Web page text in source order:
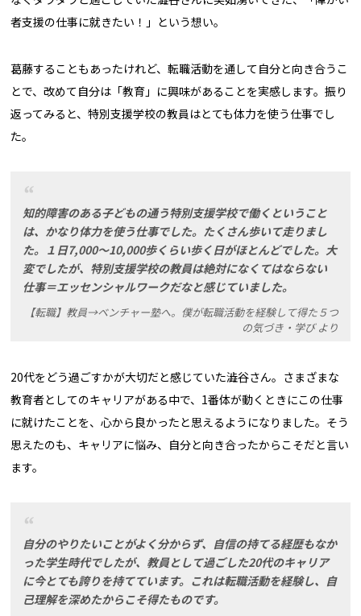
者支援の仕事に就きたい！」という想い。
葛藤することもあったけれど、転職活動を通して自分と向き合うこ
とで、改めて自分は「教育」に興味があることを実感します。振り
返ってみると、特別支援学校の教員はとても体力を使う仕事でし
た。
知的障害のある子どもの通う特別支援学校で働くということ
は、かなり体力を使う仕事でした。たくさん歩いて走りまし
た。１日7,000〜10,000歩くらい歩く日がほとんどでした。大
変でしたが、特別支援学校の教員は絶対になくてはならない
仕事＝エッセンシャルワークだなと感じていました。
【転職】教員→ベンチャー塾へ。僕が転職活動を経験して得た５つ
の気づき・学び より
20代をどう過ごすかが大切だと感じていた澁谷さん。さまざまな
教育者としてのキャリアがある中で、1番体が動くときにこの仕事
に就けたことを、心から良かったと思えるようになりました。そう
思えたのも、キャリアに悩み、自分と向き合ったからこそだと言い
ます。
自分のやりたいことがよく分からず、自信の持てる経歴もなか
った学生時代でしたが、教員として過ごした20代のキャリア
に今とても誇りを持てています。これは転職活動を経験し、自
己理解を深めたからこそ得たものです。